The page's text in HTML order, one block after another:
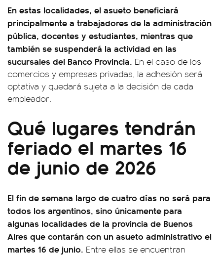
En estas localidades, el asueto beneficiará
principalmente a trabajadores de la administración
pública, docentes y estudiantes, mientras que
también se suspenderá la actividad en las
sucursales del Banco Provincia. En el caso de los
comercios y empresas privadas, la adhesión será
optativa y quedará sujeta a la decisión de cada
empleador.
Qué lugares tendrán
feriado el martes 16
de junio de 2026
El fin de semana largo de cuatro días no será para
todos los argentinos, sino únicamente para
algunas localidades de la provincia de Buenos
Aires que contarán con un asueto administrativo el
martes 16 de junio. Entre ellas se encuentran